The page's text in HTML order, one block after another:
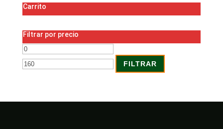
Carrito
Filtrar por precio
Precio
mínimo
máximo
FILTRAR